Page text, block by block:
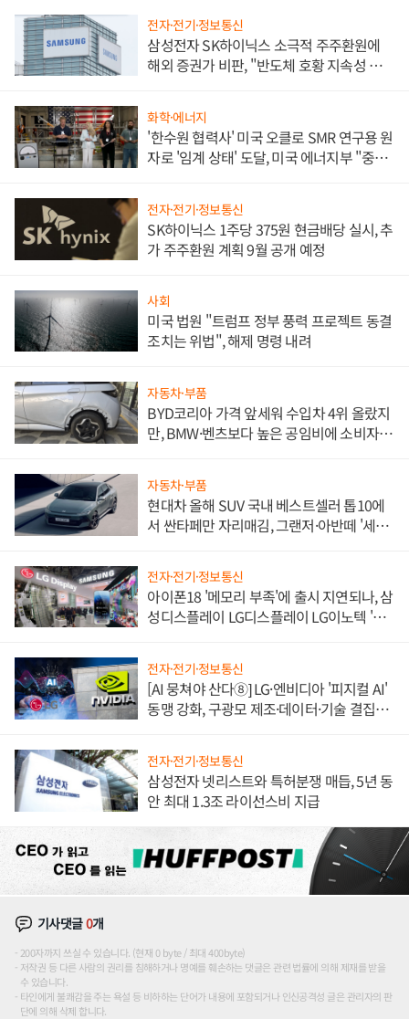
전자·전기·정보통신
삼성전자 SK하이닉스 소극적 주주환원에
해외 증권가 비판, "반도체 호황 지속성 의
화학·에너지
'한수원 협력사' 미국 오클로 SMR 연구용 원
자로 '임계 상태' 도달, 미국 에너지부 "중요
전자·전기·정보통신
SK하이닉스 1주당 375원 현금배당 실시, 추
가 주주환원 계획 9월 공개 예정
사회
미국 법원 "트럼프 정부 풍력 프로젝트 동결
조치는 위법", 해제 명령 내려
자동차·부품
BYD코리아 가격 앞세워 수입차 4위 올랐지
만, BMW·벤츠보다 높은 공임비에 소비자
자동차·부품
현대차 올해 SUV 국내 베스트셀러 톱10에
서 싼타페만 자리매김, 그랜저·아반떼 '세단
전자·전기·정보통신
아이폰18 '메모리 부족'에 출시 지연되나, 삼
성디스플레이 LG디스플레이 LG이노텍 '탈
전자·전기·정보통신
[AI 뭉쳐야 산다⑧] LG·엔비디아 '피지컬 AI'
동맹 강화, 구광모 제조·데이터·기술 결집
전자·전기·정보통신
삼성전자 넷리스트와 특허분쟁 매듭, 5년 동
안 최대 1.3조 라이선스비 지급
기사댓글0개
200자까지 쓰실 수 있습니다. (현재 0 byte / 최대 400byte)
저작권 등 다른 사람의 권리를 침해하거나 명예를 훼손하는 댓글은 관련 법률에 의해 제재를 받을
수 있습니다.
타인에게 불쾌감을 주는 욕설 등 비하하는 단어가 내용에 포함되거나 인신공격성 글은 관리자의 판
단에 의해 삭제 합니다.